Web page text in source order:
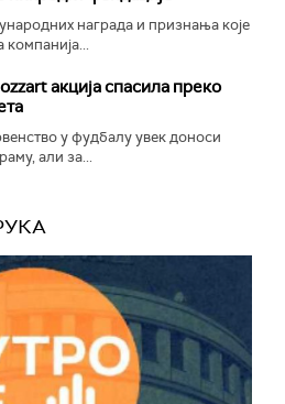
награда и признања које
компанија...
акција спасила преко
у фудбалу увек доноси
али за...